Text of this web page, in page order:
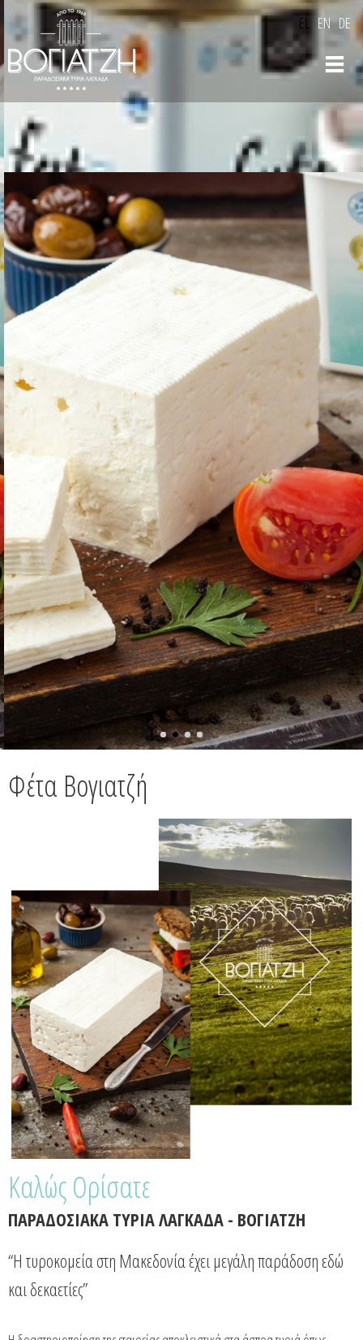
Παράκαμψη
προς το
κυρίως
περιεχόμενο
EL EN DE
ΠΑΡΑΔΟΣΙΑΚΑ ΤΥΡΙΑ
Φέτα Βογιατζή
Καλώς Ορίσατε
ΠΑΡΑΔΟΣΙΑΚΑ ΤΥΡΙΑ ΛΑΓΚΑΔΑ - ΒΟΓΙΑΤΖΗ
“Η τυροκομεία στη Μακεδονία έχει μεγάλη παράδοση εδώ
και δεκαετίες”